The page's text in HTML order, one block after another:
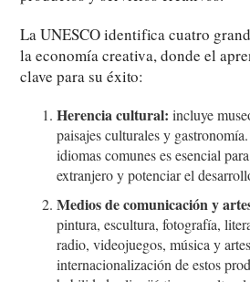
La UNESCO identifica cuatro
la economía creativa, donde el
clave para su éxito:
Herencia cultural: incluye
paisajes culturales y
idiomas comunes es esencial
extranjero y potenciar el
Medios de comunicación y
pintura, escultura, fotografía,
radio, videojuegos, música y
internacionalización de estos